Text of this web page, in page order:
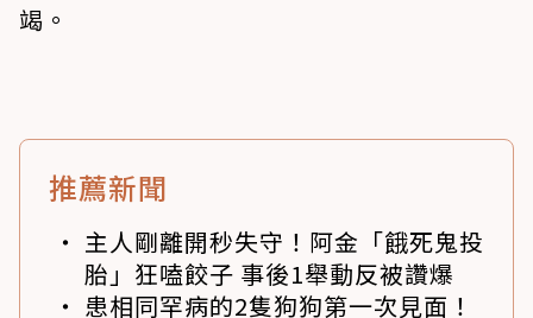
竭。
推薦新聞
主人剛離開秒失守！阿金「餓死鬼投
胎」狂嗑餃子 事後1舉動反被讚爆
患相同罕病的2隻狗狗第一次見面！